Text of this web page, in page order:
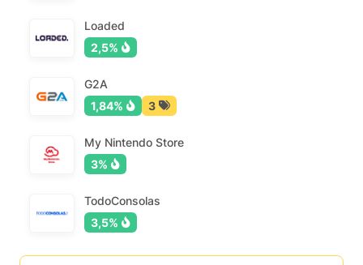
Loaded
2,5%
G2A
1,84%
3
My Nintendo Store
3%
TodoConsolas
3,5%